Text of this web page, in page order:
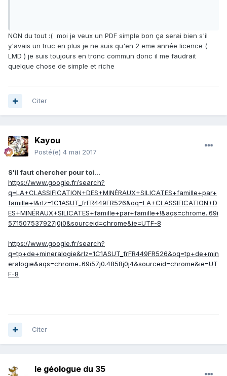
NON du tout :( moi je veux un PDF simple bon ça serai bien s'il
y'avais un truc en plus je ne suis qu'en 2 eme année licence (
LMD ) je suis toujours en tronc commun donc il me faudrait
quelque chose de simple et riche
Citer
Kayou
Posté(e) 4 mai 2017
S'il faut chercher pour toi...
https://www.google.fr/search?
q=LA+CLASSIFICATION+DES+MINÉRAUX+SILICATES+famille+par+
famille+!&rlz=1C1ASUT_frFR449FR526&oq=LA+CLASSIFICATION+D
ES+MINÉRAUX+SILICATES+famille+par+famille+!&aqs=chrome..69i
57.1507537927j0j0&sourceid=chrome&ie=UTF-8
https://www.google.fr/search?
q=tp+de+mineralogie&rlz=1C1ASUT_frFR449FR526&oq=tp+de+min
eralogie&aqs=chrome..69i57j0.4858j0j4&sourceid=chrome&ie=UT
F-8
Citer
le géologue du 35